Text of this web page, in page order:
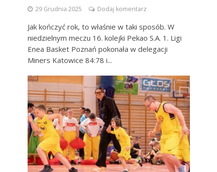
29 Grudnia 2025 Dodaj komentarz
Jak kończyć rok, to właśnie w taki sposób. W
niedzielnym meczu 16. kolejki Pekao S.A. 1. Ligi
Enea Basket Poznań pokonała w delegacji
Miners Katowice 84:78 i...